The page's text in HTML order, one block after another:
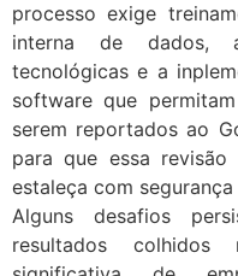
processo exige
interna de dados,
tecnológicas e a
software que
serem reportados ao
para que essa
estaleça com segurança
Alguns desafios
resultados